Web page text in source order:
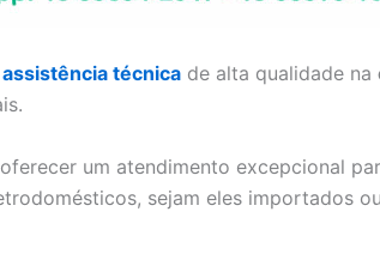
técnica de alta qualidade na
um atendimento excepcional
sejam eles importados